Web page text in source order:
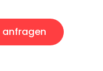
anfragen